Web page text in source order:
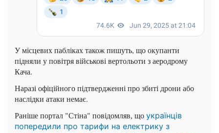
У місцевих пабліках також пишуть, що окупанти
підняли у повітря військові вертольоти з аеродрому
Кача.
Наразі офіційного підтвердженні про збиті дрони або
наслідки атаки немає.
Раніше портал "Стіна" повідомляв, що українців
попередили про тарифи на електрику з